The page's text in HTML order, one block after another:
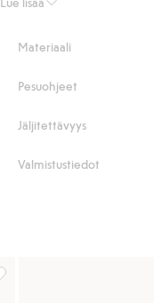
Tuotenumero
Materiaali
Pesuohjeet
Jäljitettävyys
Valmistustiedot